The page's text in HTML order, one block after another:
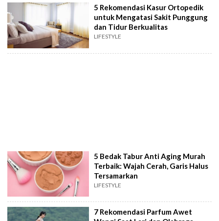
5 Rekomendasi Kasur Ortopedik
untuk Mengatasi Sakit Punggung
dan Tidur Berkualitas
LIFESTYLE
5 Bedak Tabur Anti Aging Murah
Terbaik: Wajah Cerah, Garis Halus
Tersamarkan
LIFESTYLE
7 Rekomendasi Parfum Awet